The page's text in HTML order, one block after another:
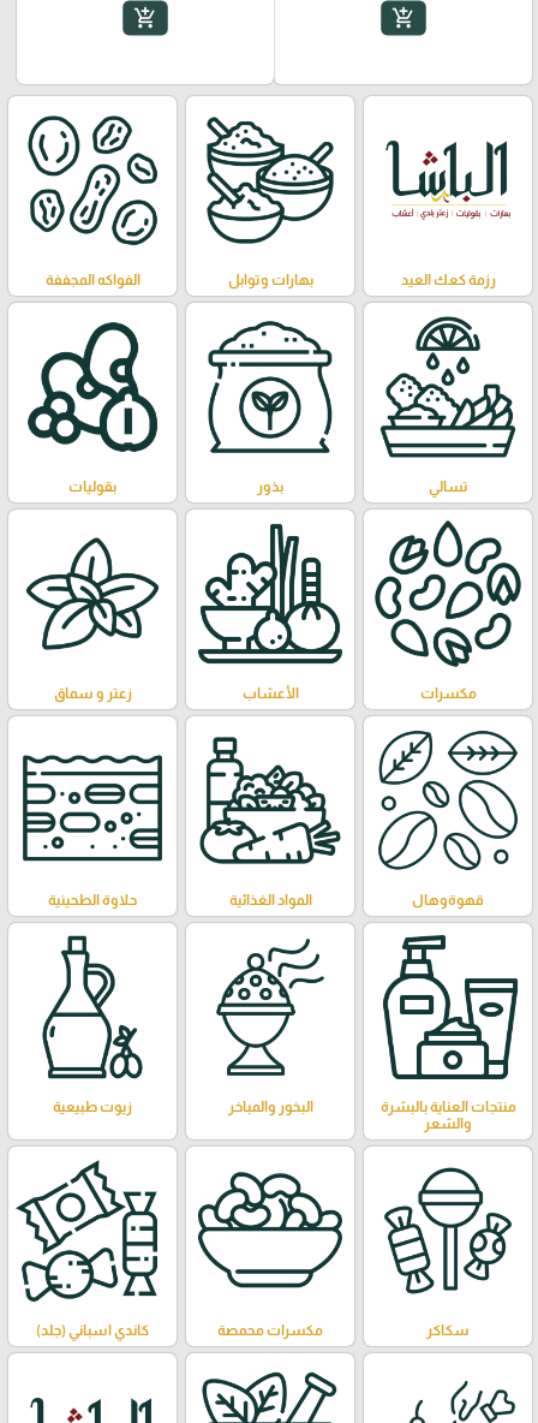
add_shopping_cart
add_shopping_cart
رزمة كعك العيد بهارات وتوابل الفواكه المجففة
تسالي بذور بقوليات
مكسرات الأعشاب زعتر و سماق
قهوةوهال المواد الغذائية حلاوة الطحينية
منتجات العناية بالبشرة
والشعر
البخور والمباخر زيوت طبيعية
سكاكر مكسرات محمصة كاندي اسباني (جلد)